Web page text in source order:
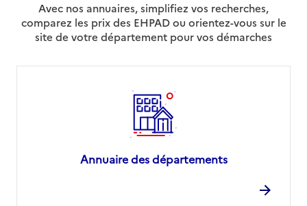
Avec nos annuaires, simplifiez vos recherches,
comparez les prix des EHPAD ou orientez-vous sur le
site de votre département pour vos démarches
Annuaire des départements